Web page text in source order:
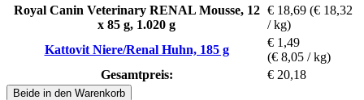
Royal Canin Veterinary RENAL Mousse, 12
x 85 g, 1.020 g
€ 18,69 (€ 18,32
/ kg)
Kattovit Niere/Renal Huhn, 185 g
€ 1,49
(€ 8,05 / kg)
Gesamtpreis:
€ 20,18
Beide in den Warenkorb